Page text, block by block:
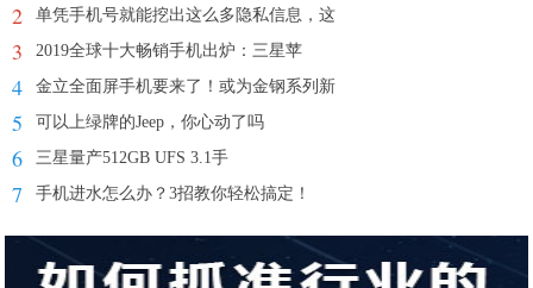
2 单凭手机号就能挖出这么多隐私信息，这
3 2019全球十大畅销手机出炉：三星苹
4 金立全面屏手机要来了！或为金钢系列新
5 可以上绿牌的Jeep，你心动了吗
6 三星量产512GB UFS 3.1手
7 手机进水怎么办？3招教你轻松搞定！